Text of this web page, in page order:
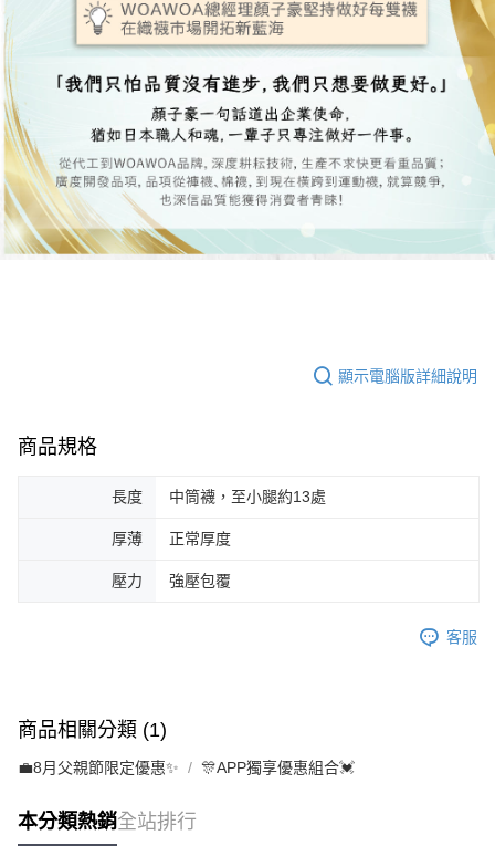
顯示電腦版詳細說明
商品規格
長度 中筒襪，至小腿約13處
厚薄 正常厚度
壓力 強壓包覆
客服
商品相關分類 (1)
💼8月父親節限定優惠✨ 🎊APP獨享優惠組合💓
本分類熱銷全站排行